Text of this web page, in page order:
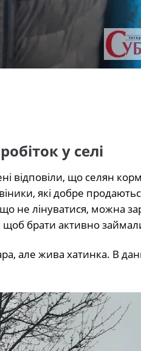
у селі
відповіли, що селян
які добре
не лінуватися, можна
брати активно
але жива хатинка. В